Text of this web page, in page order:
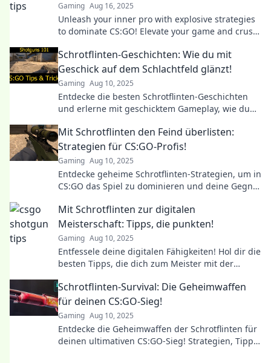
Gaming Aug 16, 2025
Unleash your inner pro with explosive strategies
to dominate CS:GO! Elevate your game and crush
Schrotflinten-Geschichten: Wie du mit
Geschick auf dem Schlachtfeld glänzt!
Gaming Aug 10, 2025
Entdecke die besten Schrotflinten-Geschichten
und erlerne mit geschicktem Gameplay, wie du
Mit Schrotflinten den Feind überlisten:
Strategien für CS:GO-Profis!
Gaming Aug 10, 2025
Entdecke geheime Schrotflinten-Strategien, um in
CS:GO das Spiel zu dominieren und deine Gegner
Mit Schrotflinten zur digitalen
Meisterschaft: Tipps, die punkten!
Gaming Aug 10, 2025
Entfessele deine digitalen Fähigkeiten! Hol dir die
besten Tipps, die dich zum Meister mit der
Schrotflinten-Survival: Die Geheimwaffen
für deinen CS:GO-Sieg!
Gaming Aug 10, 2025
Entdecke die Geheimwaffen der Schrotflinten für
deinen ultimativen CS:GO-Sieg! Strategien, Tipps